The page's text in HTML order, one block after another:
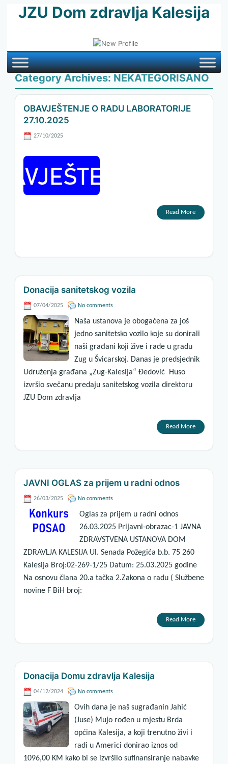
JZU Dom zdravlja Kalesija
Category Archives: NEKATEGORISANO
OBAVJEŠTENJE O RADU LABORATORIJE
27.10.2025
27/10/2025
Read More
Donacija sanitetskog vozila
07/04/2025 No comments
Naša ustanova je obogaćena za još
jedno sanitetsko vozilo koje su donirali
naši građani koji žive i rade u gradu
Zug u Švicarskoj. Danas je predsjednik
Udruženja građana „Zug-Kalesija“ Đedović Huso
izvršio svečanu predaju sanitetskog vozila direktoru
JZU Dom zdravlja
Read More
JAVNI OGLAS za prijem u radni odnos
26/03/2025 No comments
Oglas za prijem u radni odnos
26.03.2025 Prijavni-obrazac-1 JAVNA
ZDRAVSTVENA USTANOVA DOM
ZDRAVLJA KALESIJA Ul. Senada Požegića b.b. 75 260
Kalesija Broj:02-269-1/25 Datum: 25.03.2025 godine
Na osnovu člana 20.a tačka 2.Zakona o radu ( Službene
novine F BiH broj:
Read More
Donacija Domu zdravlja Kalesija
04/12/2024 No comments
Ovih dana je naš sugrađanin Jahić
(Juse) Mujo rođen u mjestu Brda
općina Kalesija, a koji trenutno živi i
radi u Americi donirao iznos od
1096,00 KM kako bi se izvršilo sufinansiranje nabavke